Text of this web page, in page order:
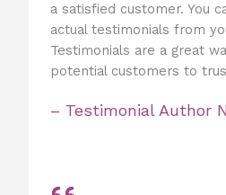
a satisfied customer. You
actual testimonials from
Testimonials are a great
potential customers to
– Testimonial Author